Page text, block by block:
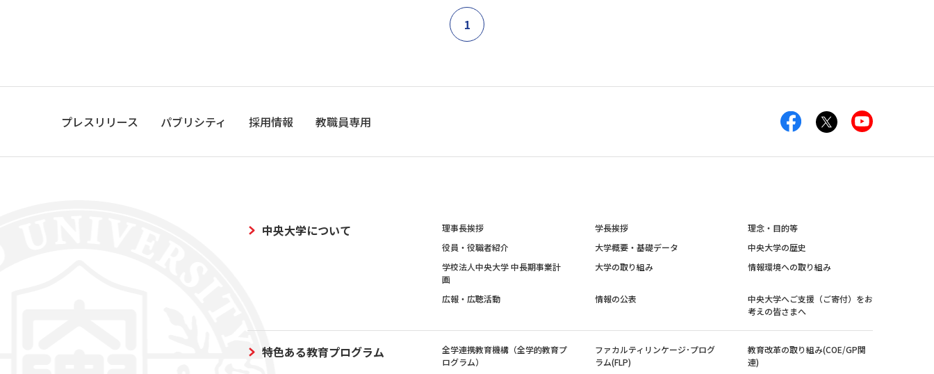
1
プレスリリース パブリシティ 採用情報 教職員専用
中央大学について 理事長挨拶 学長挨拶
理念・目的等
役員・役職者紹介
大学概要・基礎データ
中央大学の歴史
学校法人中央大学 中長期事業計
画
大学の取り組み 情報環境への取り組み
広報・広聴活動 情報の公表
中央大学へご支援（ご寄付）をお
考えの皆さまへ
特色ある教育プログラム
全学連携教育機構（全学的教育プ
ログラム）
ファカルティリンケージ･プログ
ラム(FLP)
教育改革の取り組み(COE/GP関
連)